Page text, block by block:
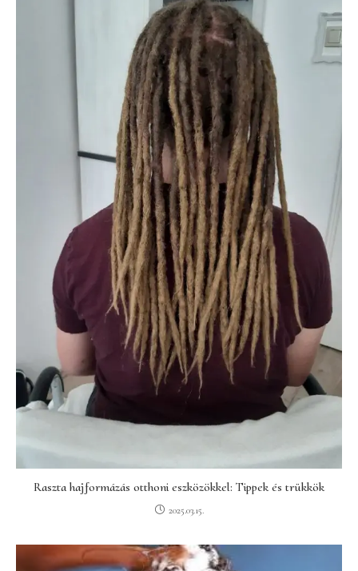
Raszta hajformázás otthoni eszközökkel: Tippek és trükkök
2025.03.15.